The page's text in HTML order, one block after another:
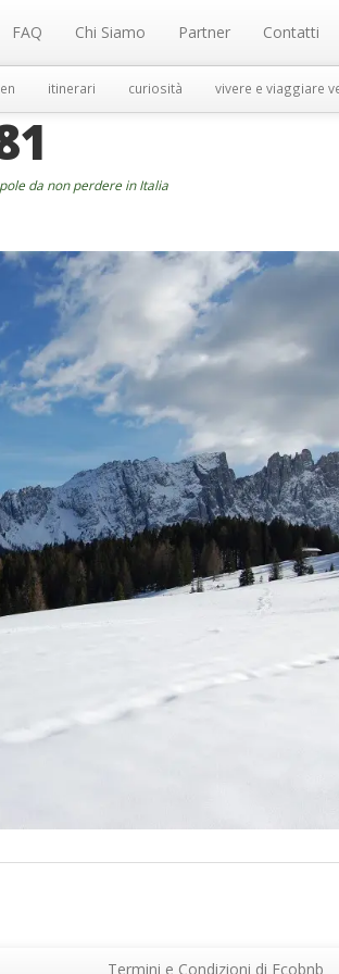
FAQ Chi Siamo Partner Contatti
itinerari curiosità vivere e viaggiare
da non perdere in Italia
Termini e Condizioni di Ecobnb